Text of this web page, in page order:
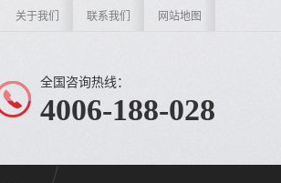
关于我们 联系我们 网站地图
全国咨询热线：
4006-188-028